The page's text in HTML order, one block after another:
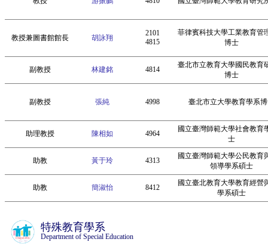
教授兼圖書館館長 胡詠翔
2101
4815
菲律賓科技大學工業教育管
博士
副教授 林建銘 4814
臺北市立教育大學國民教育
博士
副教授 張純 4998 臺北市立大學教育學系
助理教授 陳相如 4964
國立臺灣師範大學社會教育
士
助教 黃于玲 4313
國立臺灣師範大學公民教育
領導學系碩士
助教 簡淑怡 8412
國立臺北教育大學教育經營
學系碩士
特殊教育學系
Department of Special Education